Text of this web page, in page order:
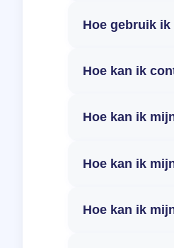
Hoe gebruik ik
Hoe kan ik
Hoe kan ik
Hoe kan ik
Hoe kan ik